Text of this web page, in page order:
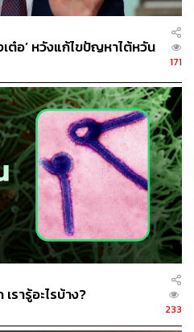
ต๋อ’ หวังแก้ไขปัญหาไต้หวัน
171
เรารู้อะไรบ้าง?
233